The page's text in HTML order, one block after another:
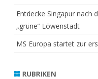
Entdecke Singapur nach
„grüne“ Löwenstadt
MS Europa startet zur
RUBRIKEN